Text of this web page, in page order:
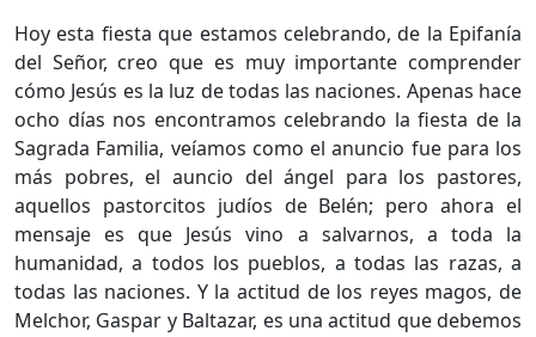
Hoy esta fiesta que estamos celebrando, de la Epifanía
del Señor, creo que es muy importante comprender
cómo Jesús es la luz de todas las naciones. Apenas hace
ocho días nos encontramos celebrando la fiesta de la
Sagrada Familia, veíamos como el anuncio fue para los
más pobres, el auncio del ángel para los pastores,
aquellos pastorcitos judíos de Belén; pero ahora el
mensaje es que Jesús vino a salvarnos, a toda la
humanidad, a todos los pueblos, a todas las razas, a
todas las naciones. Y la actitud de los reyes magos, de
Melchor, Gaspar y Baltazar, es una actitud que debemos